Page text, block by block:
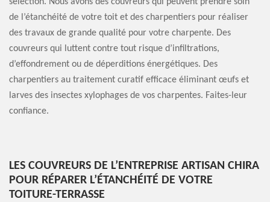
de l’étanchéité de votre toit et des charpentiers pour réaliser
des travaux de grande qualité pour votre charpente. Des
couvreurs qui luttent contre tout risque d’infiltrations,
d’effondrement ou de déperditions énergétiques. Des
charpentiers au traitement curatif efficace éliminant œufs et
larves des insectes xylophages de vos charpentes. Faites-leur
confiance.
LES COUVREURS DE L’ENTREPRISE ARTISAN CHIRA
POUR RÉPARER L’ÉTANCHÉITÉ DE VOTRE
TOITURE-TERRASSE